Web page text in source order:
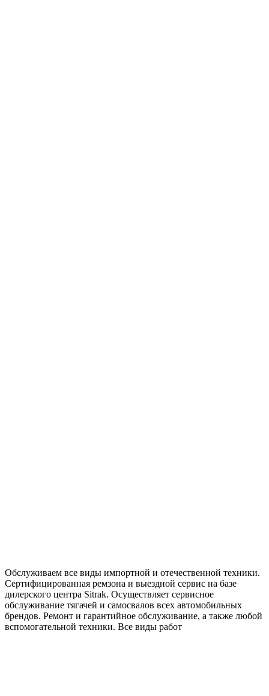
Обслуживаем все виды импортной и отечественной техники.
Сертифицированная ремзона и выездной сервис на базе
дилерского центра Sitrak. Осуществляет сервисное
обслуживание тягачей и самосвалов всех автомобильных
брендов. Ремонт и гарантийное обслуживание, а также любой
вспомогательной техники. Все виды работ